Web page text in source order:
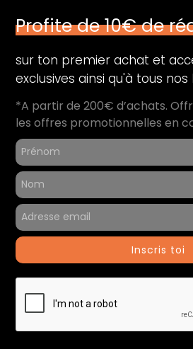
Capacité de stockage (Go) :
Audio
Microphone : 3 micros
Périphériques
Thunderbolt 4 (USB-C) : 2
Informations générales
Contenu du coffret : Ordinateur
Chargeur
51698
Profite de 10€ de
sur ton premier achat et
exclusives ainsi qu'à tous
*A partir de 200€ d’achats.
les offres promotionnelles en
Inscris toi